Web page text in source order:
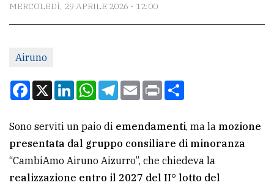
Scrivici
Per
la
pubblicità
CERCA
MERCOLEDÌ, 29 APRILE 2026 - 12:00
Airuno
Facebook
X LinkedInWhatsApp
Telegram
EmailPrint
Sono serviti un paio di emendamenti, ma la mozione
presentata dal gruppo consiliare di minoranza
“CambiAmo Airuno Aizurro”, che chiedeva la
realizzazione entro il 2027 del II° lotto del